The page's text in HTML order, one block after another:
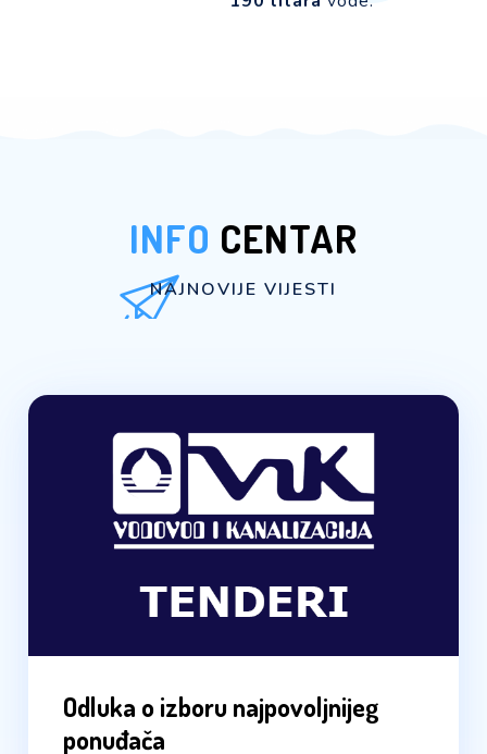
INFO CENTAR
NAJNOVIJE VIJESTI
Odluka o izboru najpovoljnijeg
ponuđača